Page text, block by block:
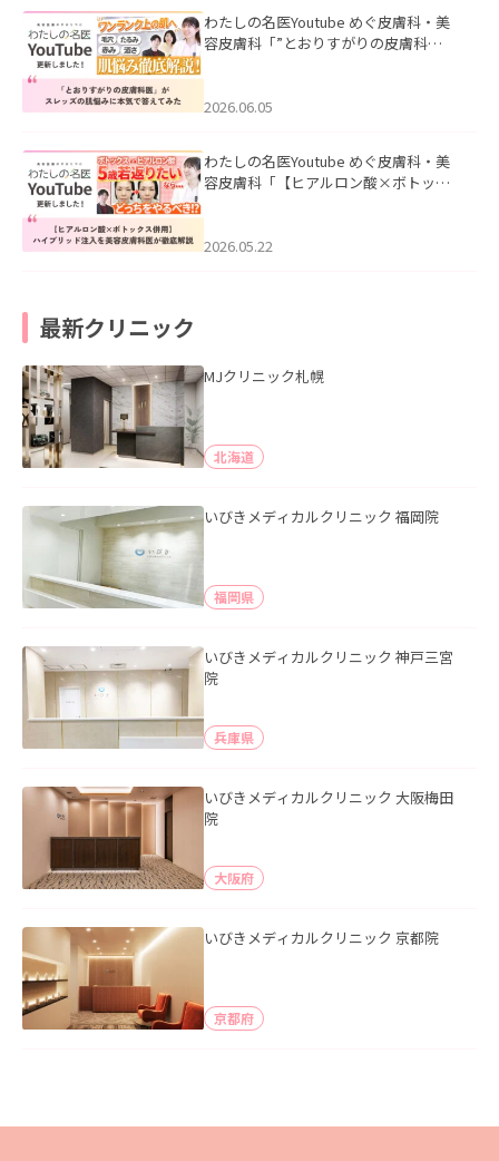
わたしの名医Youtube めぐ皮膚科・美
容皮膚科「”とおりすがりの皮膚科
2026.06.05
わたしの名医Youtube めぐ皮膚科・美
容皮膚科「【ヒアルロン酸×ボトック
た。
2026.05.22
最新クリニック
MJクリニック札幌
北海道
いびきメディカルクリニック 福岡院
福岡県
いびきメディカルクリニック 神戸三宮
院
兵庫県
いびきメディカルクリニック 大阪梅田
院
大阪府
いびきメディカルクリニック 京都院
京都府